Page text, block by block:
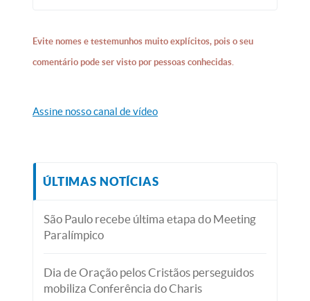
Evite nomes e testemunhos muito explícitos, pois o seu
comentário pode ser visto por pessoas conhecidas.
Assine nosso canal de vídeo
ÚLTIMAS NOTÍCIAS
São Paulo recebe última etapa do Meeting
Paralímpico
Dia de Oração pelos Cristãos perseguidos
mobiliza Conferência do Charis